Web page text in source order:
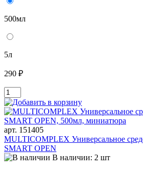
500мл
5л
290 ₽
арт. 151405
MULTICOMPLEX Универсальное
SMART OPEN
В наличии: 2 шт